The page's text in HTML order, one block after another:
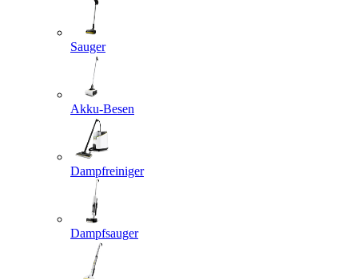
Sauger
Akku-Besen
Dampfreiniger
Dampfsauger